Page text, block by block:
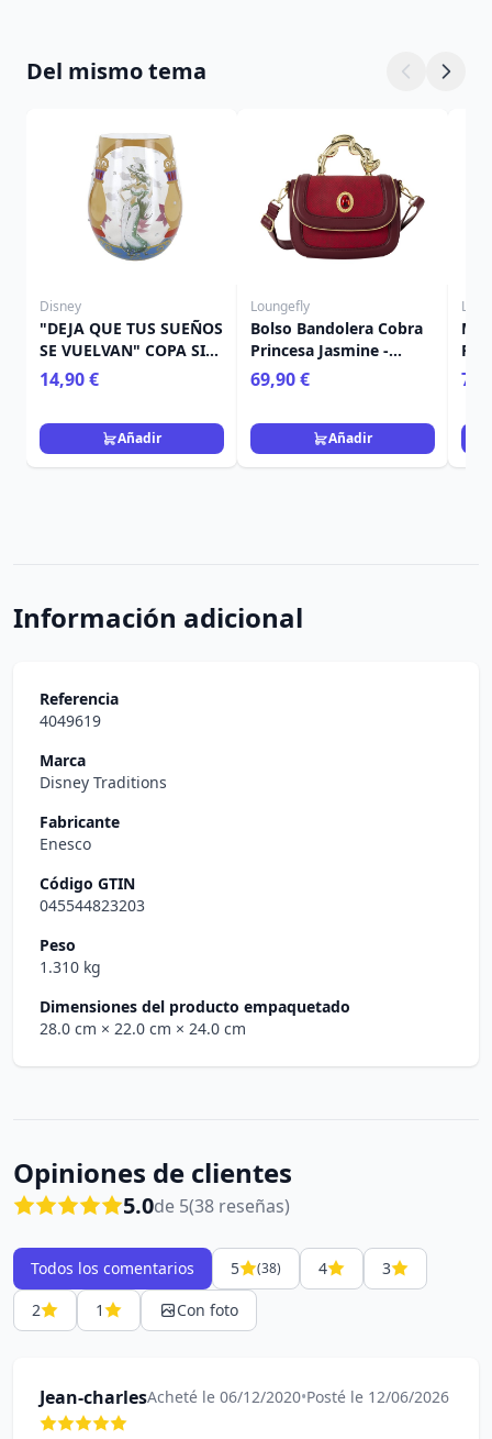
Del mismo tema
Disney
"DEJA QUE TUS SUEÑOS
SE VUELVAN" COPA SIN
TALLO JASMIN - DISNEY
LOLITA
14,90 €
Añadir
Loungefly
Bolso Bandolera Cobra
Princesa Jasmine -
Disney Loungefly Aladín
69,90 €
Añadir
Información adicional
Referencia
4049619
Marca
Disney Traditions
Fabricante
Enesco
Código GTIN
045544823203
Peso
1.310 kg
Dimensiones del producto empaquetado
28.0 cm × 22.0 cm × 24.0 cm
Opiniones de clientes
5.0de 5(38 reseñas)
Todos los comentarios 5 (38) 4
3
2
1 Con foto
Jean-charlesAcheté le 06/12/2020•Posté le 12/06/2026